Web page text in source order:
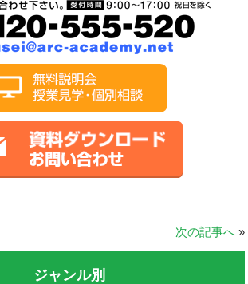
次の記事へ»
ジャンル別